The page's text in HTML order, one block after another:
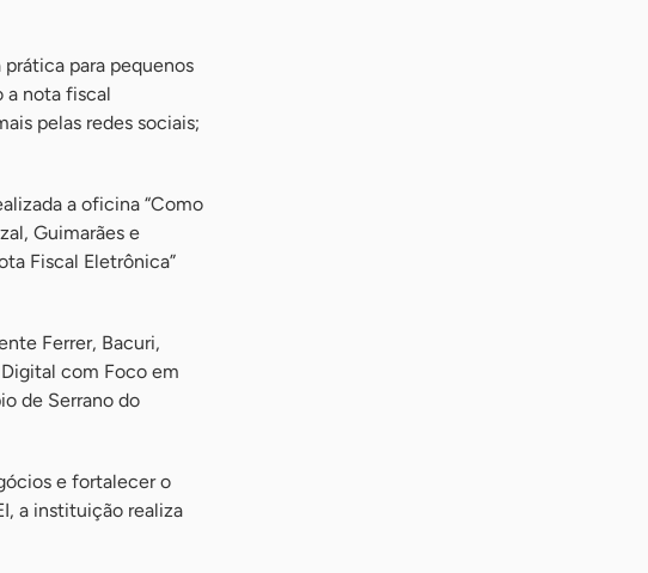
para pequenos
a nota fiscal
pelas redes sociais;
a oficina “Como
Guimarães e
Fiscal Eletrônica”
Ferrer, Bacuri,
com Foco em
de Serrano do
e fortalecer o
a instituição realiza